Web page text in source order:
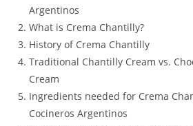
Argentinos
What is Crema Chantilly?
History of Crema Chantilly
Traditional Chantilly Cream vs.
Cream
Ingredients needed for Crema
Cocineros Argentinos